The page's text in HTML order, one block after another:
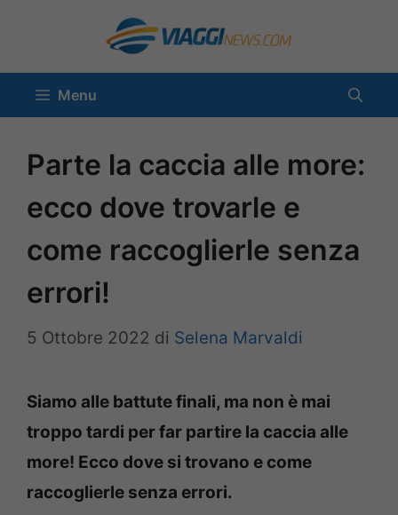
contenuto
Menu
Parte la caccia alle more:
ecco dove trovarle e
come raccoglierle senza
errori!
5 Ottobre 2022 di Selena Marvaldi
Siamo alle battute finali, ma non è mai
troppo tardi per far partire la caccia alle
more! Ecco dove si trovano e come
raccoglierle senza errori.